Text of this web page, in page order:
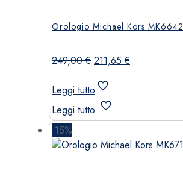
Orologio Michael Kors MK6642
249,00€ Il
originale
era:
249,00 €.
211,65€
211,65 €.
Leggi tutto
Leggi tutto
-15%